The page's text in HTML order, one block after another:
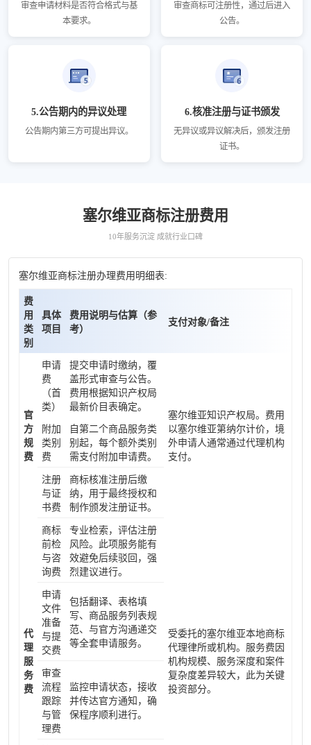
审查申请材料是否符合格式与基
本要求。
审查商标可注册性，通过后进入
公告。
5.公告期内的异议处理
公告期内第三方可提出异议。
6.核准注册与证书颁发
无异议或异议解决后，颁发注册
证书。
塞尔维亚商标注册费用
10年服务沉淀 成就行业口碑
塞尔维亚商标注册办理费用明细表:
费
用
类
别
具体
项目
费用说明与估算（参
考）
支付对象/备注
官
方
规
费
申请
费
（首
类）
提交申请时缴纳，覆
盖形式审查与公告。
费用根据知识产权局
最新价目表确定。
塞尔维亚知识产权局。费用
以塞尔维亚第纳尔计价，境
外申请人通常通过代理机构
支付。
附加
类别
费
自第二个商品服务类
别起，每个额外类别
需支付附加申请费。
注册
与证
书费
商标核准注册后缴
纳，用于最终授权和
制作颁发注册证书。
代
理
服
务
费
商标
前检
与咨
询费
专业检索，评估注册
风险。此项服务能有
效避免后续驳回，强
烈建议进行。
受委托的塞尔维亚本地商标
代理律所或机构。服务费因
机构规模、服务深度和案件
复杂度差异较大，此为关键
投资部分。
申请
文件
准备
与提
交费
包括翻译、表格填
写、商品服务列表规
范、与官方沟通递交
等全套申请服务。
审查
流程
跟踪
与管
理费
监控申请状态，接收
并传达官方通知，确
保程序顺利进行。